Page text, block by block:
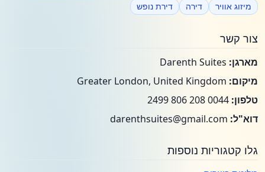
מיזוג אוויר
דירה דירת נופש
צור קשר
מארגן:
מיקום:
טלפון:
דוא"ל: darenthsuites@gmail.com
גלו קטגוריות נוספות